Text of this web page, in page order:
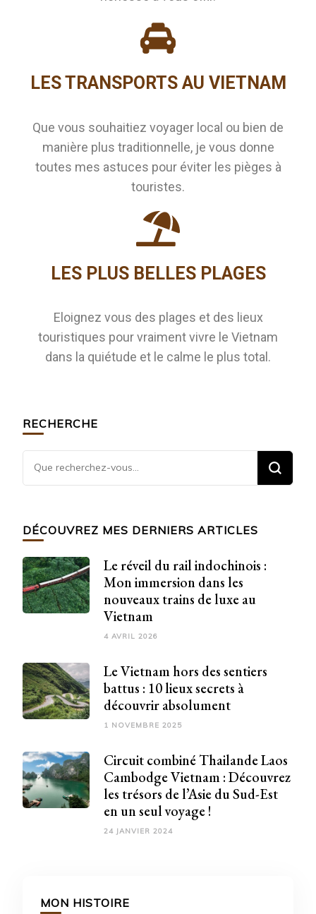
LES TRANSPORTS AU VIETNAM
Que vous souhaitiez voyager local ou bien de
manière plus traditionnelle, je vous donne
toutes mes astuces pour éviter les pièges à
touristes.
LES PLUS BELLES PLAGES
Eloignez vous des plages et des lieux
touristiques pour vraiment vivre le Vietnam
dans la quiétude et le calme le plus total.
RECHERCHE
DÉCOUVREZ MES DERNIERS ARTICLES
Le réveil du rail indochinois :
Mon immersion dans les
nouveaux trains de luxe au
Vietnam
4 AVRIL 2026
Le Vietnam hors des sentiers
battus : 10 lieux secrets à
découvrir absolument
1 NOVEMBRE 2025
Circuit combiné Thailande Laos
Cambodge Vietnam : Découvrez
les trésors de l’Asie du Sud-Est
en un seul voyage !
24 JANVIER 2024
MON HISTOIRE